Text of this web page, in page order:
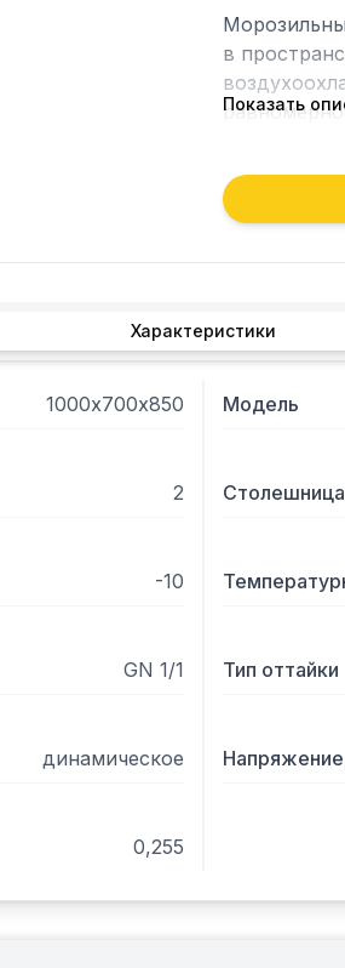
в
решетки
Показать
Характеристики
1000х700х850 Модель
2 Столешница
-10
GN 1/1 Тип оттайки
динамическое
0,255